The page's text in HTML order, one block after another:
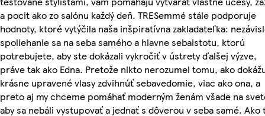
a pocit ako zo salónu každý deň. TRESemmé stále podporuje
hodnoty, ktoré vytýčila naša inšpiratívna zakladateľka:
spoliehanie sa na seba samého a hlavne sebaistotu, ktorú
potrebujete, aby ste dokázali vykročiť v ústrety ďalšej výzve,
práve tak ako Edna. Pretože nikto nerozumel tomu, ako
krásne upravené vlasy zdvihnúť sebavedomie, viac ako ona, a
preto aj my chceme pomáhať moderným ženám všade na
aby sa nebáli vystupovať a jednať s dôverou v seba samé. Ako